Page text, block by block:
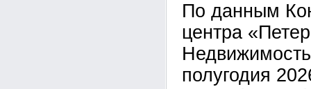
По данным
центра
полугодия